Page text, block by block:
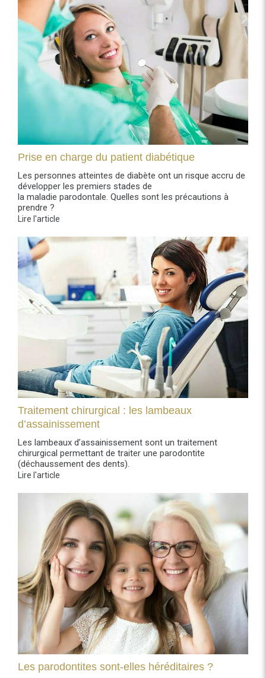
Prise en charge du patient diabétique
Les personnes atteintes de diabète ont un risque accru de
développer les premiers stades de
la maladie parodontale. Quelles sont les précautions à
prendre ?
Lire l'article
Traitement chirurgical : les lambeaux
d’assainissement
Les lambeaux d’assainissement sont un traitement
chirurgical permettant de traiter une parodontite
(déchaussement des dents).
Lire l'article
Les parodontites sont-elles héréditaires ?